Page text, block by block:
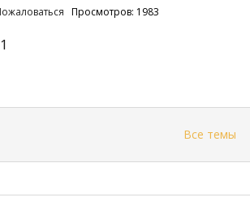
Просмотров: 1983
1
Все темы